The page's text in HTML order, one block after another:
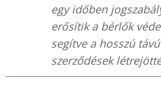
egy időben
erősítik a bérlők
segítve a hosszú távú
szerződések